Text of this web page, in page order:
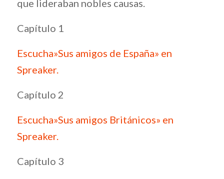
que lideraban nobles causas.
Capítulo 1
Escucha»Sus amigos de España» en
Spreaker.
Capítulo 2
Escucha»Sus amigos Británicos» en
Spreaker.
Capítulo 3